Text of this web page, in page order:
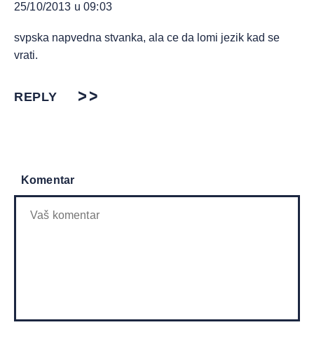
25/10/2013 u 09:03
svpska napvedna stvanka, ala ce da lomi jezik kad se
vrati.
REPLY
Komentar